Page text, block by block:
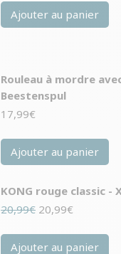
Ajouter au panier
Rouleau à mordre
Beestenspul
17,99€
Ajouter au panier
KONG rouge classic -
20,99€ Le
initial
était :
20,99€
actuel
est :
Ajouter au panier